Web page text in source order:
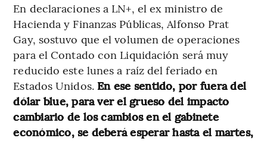
En declaraciones a LN+, el ex ministro de
Hacienda y Finanzas Públicas, Alfonso Prat
Gay, sostuvo que el volumen de operaciones
para el Contado con Liquidación será muy
reducido este lunes a raíz del feriado en
Estados Unidos.En ese sentido, por fuera del
dólar blue, para ver el grueso del impacto
cambiario de los cambios en el gabinete
económico, se deberá esperar hasta el martes,